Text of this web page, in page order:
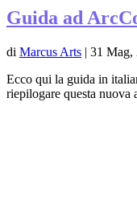
Guida ad
di Marcus Arts | 31 Mag,
Ecco qui la guida in
riepilogare questa nuova